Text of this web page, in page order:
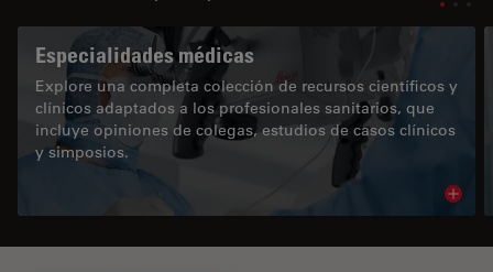
Especialidades médicas
Explore una completa colección de recursos científicos y
clínicos adaptados a los profesionales sanitarios, que
incluye opiniones de colegas, estudios de casos clínicos
y simposios.